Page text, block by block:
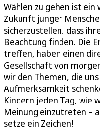
Wählen zu gehen ist
Zukunft junger
sicherzustellen, dass
Beachtung finden. Die
treffen, haben einen
Gesellschaft von
wir den Themen, die
Aufmerksamkeit
Kindern jeden Tag, wie
Meinung einzutreten –
setze ein Zeichen!